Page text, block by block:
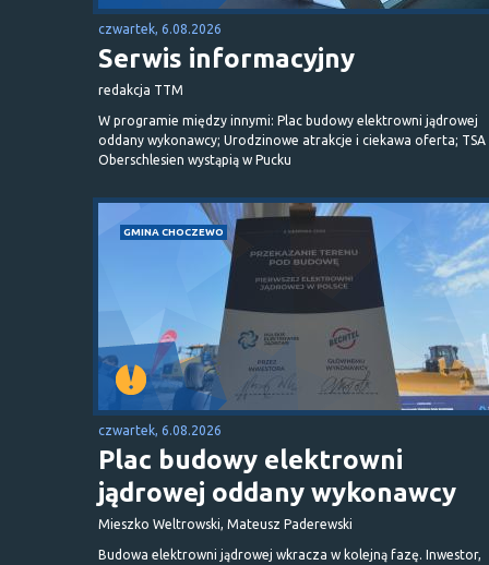
czwartek, 6.08.2026
Serwis informacyjny
redakcja TTM
W programie między innymi: Plac budowy elektrowni jądrowej
oddany wykonawcy; Urodzinowe atrakcje i ciekawa oferta; TSA
Oberschlesien wystąpią w Pucku
GMINA CHOCZEWO
czwartek, 6.08.2026
Plac budowy elektrowni
jądrowej oddany wykonawcy
Mieszko Weltrowski, Mateusz Paderewski
Budowa elektrowni jądrowej wkracza w kolejną fazę. Inwestor,